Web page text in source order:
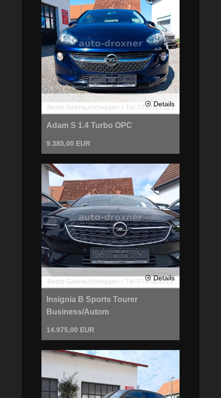
Details
Adam S 1.4 Turbo OPC
9.385,00 EUR
Details
Insignia B Sports Tourer
Business/Autom
14.975,00 EUR